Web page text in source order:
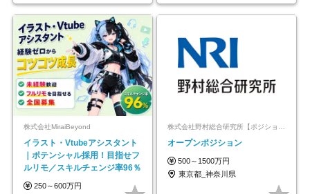
株式会社MiraiBeyond
イラスト・Vtubeアシスタント
｜ポテンシャル採用！目指せフ
ルリモ／スキルチェンジ率96％
250～600万円
株式会社野村総合研究所【ポジションマッチ登録】
オープンポジション
500～1500万円
東京都_神奈川県